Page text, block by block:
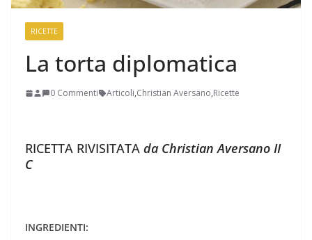
RICETTE
La torta diplomatica
0 Commenti Articoli,Christian Aversano,Ricette
RICETTA RIVISITATA da Christian Aversano II
C
INGREDIENTI: